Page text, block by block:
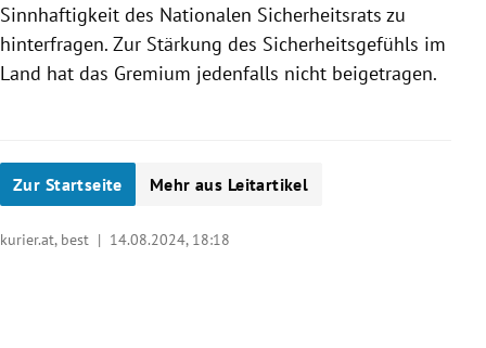
Sinnhaftigkeit des Nationalen Sicherheitsrats zu
hinterfragen. Zur Stärkung des Sicherheitsgefühls im
Land hat das Gremium jedenfalls nicht beigetragen.
Zur Startseite Mehr aus Leitartikel
kurier.at, best | 14.08.2024, 18:18